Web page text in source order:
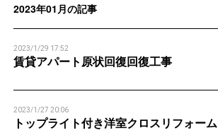
2023年01月の記事
2023/1/29 17:52
賃貸アパート原状回復回復工事
2023/1/27 20:06
トップライト付き洋室クロスリフォーム